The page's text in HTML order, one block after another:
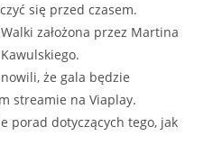
się przed czasem.
założona przez Martina
że gala będzie
streamie na Viaplay.
porad dotyczących tego, jak